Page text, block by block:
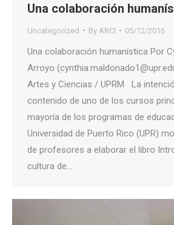
Una colaboración
Uncategorized By ARCI 05/12/2016
Una colaboración humanística Por
Arroyo
Artes y Ciencias / UPRM La
contenido de uno de los cursos
mayoría de los programas de
Universidad de Puerto Rico (UPR)
de profesores a elaborar el libro
cultura de…